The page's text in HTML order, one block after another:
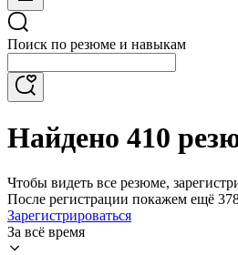
Поиск по резюме и навыкам
Найдено 410
Чтобы видеть все резюме,
После регистрации покажем ещё
Зарегистрироваться
За всё время